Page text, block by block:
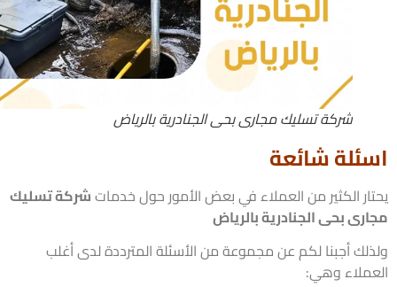
شركة تسليك مجارى بحى الجنادرية بالرياض
شائعة
الكثير من العملاء في بعض الأمور حول خدماتشركة تسليك
بحى الجنادرية بالرياض
أجبنا لكم عن مجموعة من الأسئلة المترددة لدى أغلب
وهي: